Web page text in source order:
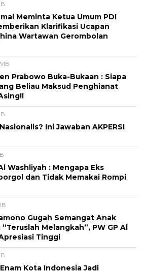
Meminta Ketua Umum PDI
Klarifikasi Ucapan
Wartawan Gerombolan
Prabowo Buka-Bukaan : Siapa
Beliau Maksud Penghianat
Ini Jawaban AKPERSI
Washliyah : Mengapa Eks
dan Tidak Memakai Rompi
Gugah Semangat Anak
Melangkah”, PW GP Al
Tinggi
Kota Indonesia Jadi